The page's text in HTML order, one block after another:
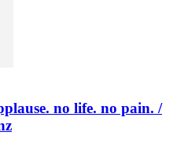
no life. no pain. /